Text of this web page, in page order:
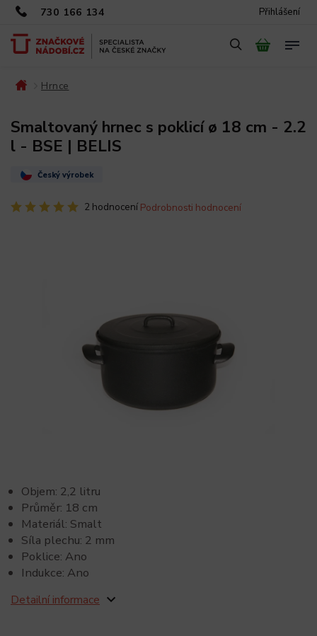
730 166 134 Přihlášení
Hrnce
Smaltovaný hrnec s poklicí ø 18 cm - 2.2
l - BSE | BELIS
Český výrobek
2 hodnocení Podrobnosti hodnocení
Objem: 2,2 litru
Průměr: 18 cm
Materiál: Smalt
Síla plechu: 2 mm
Poklice: Ano
Indukce: Ano
Detailní informace